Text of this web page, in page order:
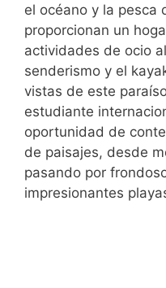
el océano y la pesca
proporcionan un
actividades de ocio
senderismo y el
vistas de este
estudiante
oportunidad de
de paisajes, desde
pasando por
impresionantes